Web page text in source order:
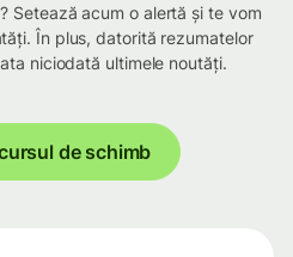
Setează acum o alertă și te vom
În plus, datorită rezumatelor
niciodată ultimele noutăți.
de schimb